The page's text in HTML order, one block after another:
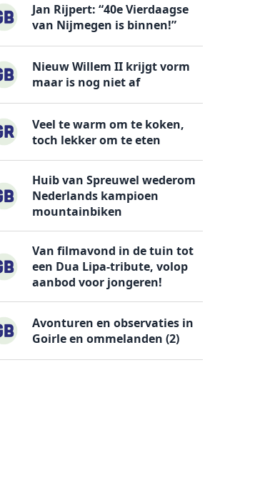
Jan Rijpert: “40e Vierdaagse
van Nijmegen is binnen!”
Nieuw Willem II krijgt vorm
maar is nog niet af
Veel te warm om te koken,
toch lekker om te eten
Huib van Spreuwel wederom
Nederlands kampioen
mountainbiken
Van filmavond in de tuin tot
een Dua Lipa-tribute, volop
aanbod voor jongeren!
Avonturen en observaties in
Goirle en ommelanden (2)